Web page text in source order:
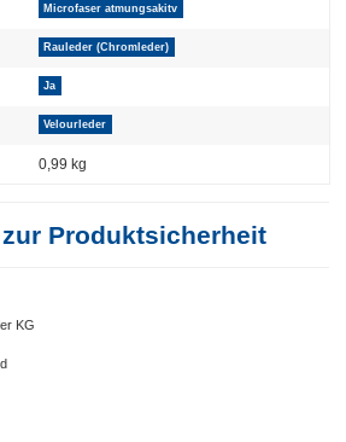
Microfaser atmungsakitv
Rauleder (Chromleder)
Ja
Velourleder
0,99 kg
Produktsicherheit
KG